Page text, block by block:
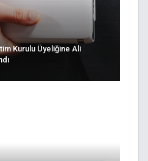
Kurulu Üyeliğine Ali